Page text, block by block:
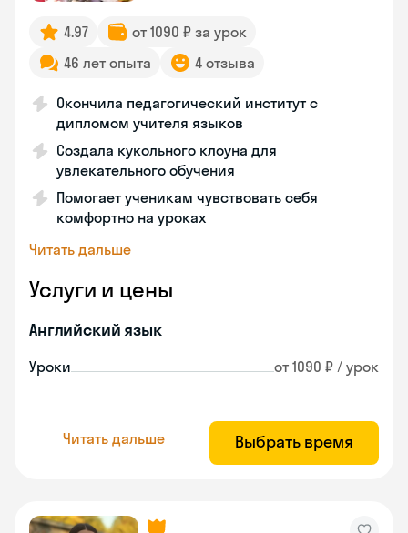
4.97
от 1090 ₽ за урок
46 лет опыта
4 отзыва
Окончила педагогический институт с
дипломом учителя языков
Создала кукольного клоуна для
увлекательного обучения
Помогает ученикам чувствовать себя
комфортно на уроках
Читать дальше
Услуги и цены
Английский язык
Уроки от 1090 ₽ / урок
Читать дальше Выбрать время